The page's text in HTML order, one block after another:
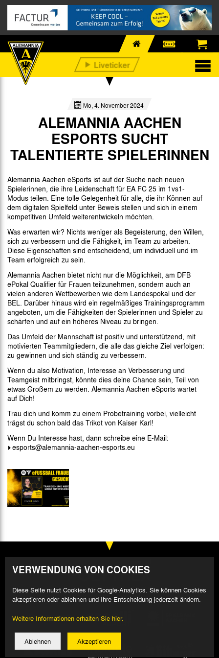
Mo, 4. November 2024
ALEMANNIA AACHEN
ESPORTS SUCHT
TALENTIERTE SPIELERINNEN
Alemannia Aachen eSports ist auf der Suche nach neuen
Spielerinnen, die ihre Leidenschaft für EA FC 25 im 1vs1-
Modus teilen. Eine tolle Gelegenheit für alle, die ihr Können auf
dem digitalen Spielfeld unter Beweis stellen und sich in einem
kompetitiven Umfeld weiterentwickeln möchten.
Was erwarten wir? Nichts weniger als Begeisterung, den Willen,
sich zu verbessern und die Fähigkeit, im Team zu arbeiten.
Diese Eigenschaften sind entscheidend, um individuell und im
Team erfolgreich zu sein.
Alemannia Aachen bietet nicht nur die Möglichkeit, am DFB
ePokal Qualifier für Frauen teilzunehmen, sondern auch an
vielen anderen Wettbewerben wie dem Landespokal und der
BEL. Darüber hinaus wird ein regelmäßiges Trainingsprogramm
angeboten, um die Fähigkeiten der Spielerinnen und Spieler zu
schärfen und auf ein höheres Niveau zu bringen.
Das Umfeld der Mannschaft ist positiv und unterstützend, mit
motivierten Teammitgliedern, die alle das gleiche Ziel verfolgen:
zu gewinnen und sich ständig zu verbessern.
Wenn du also Motivation, Interesse an Verbesserung und
Teamgeist mitbringst, könnte dies deine Chance sein, Teil von
etwas Großem zu werden. Alemannia Aachen eSports wartet
auf Dich!
Trau dich und komm zu einem Probetraining vorbei, vielleicht
trägst du schon bald das Trikot von Kaiser Karl!
Wenn Du Interesse hast, dann schreibe eine E-Mail:
esports@alemannia-aachen-esports.eu
VERWENDUNG VON COOKIES
Diese Seite nutzt Cookies für Google-Analytics. Sie können Cookies
akzeptieren oder ablehnen und Ihre Entscheidung jederzeit ändern.
Weitere Informationen erhalten Sie hier.
Ablehnen Akzeptieren